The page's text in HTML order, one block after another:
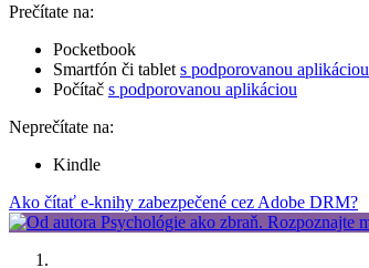
Prečítate na:
Pocketbook
Smartfón či tablet s podporovanou aplikáciou
Počítač s podporovanou aplikáciou
Neprečítate na:
Kindle
Ako čítať e-knihy zabezpečené cez Adobe DRM?